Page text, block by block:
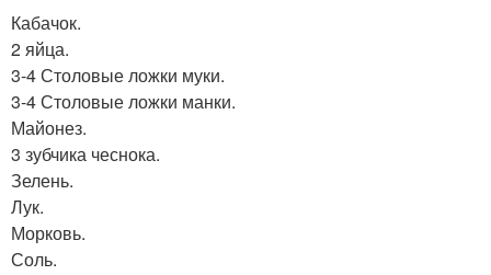
Кабачок.
2 яйца.
3-4 Столовые ложки муки.
3-4 Столовые ложки манки.
Майонез.
3 зубчика чеснока.
Зелень.
Лук.
Морковь.
Соль.